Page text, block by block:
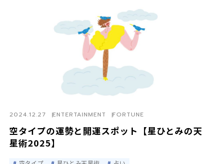
空タイプの運勢と開運スポット【星ひとみの天
星術2025】
2024.12.27 ENTERTAINMENT FORTUNE